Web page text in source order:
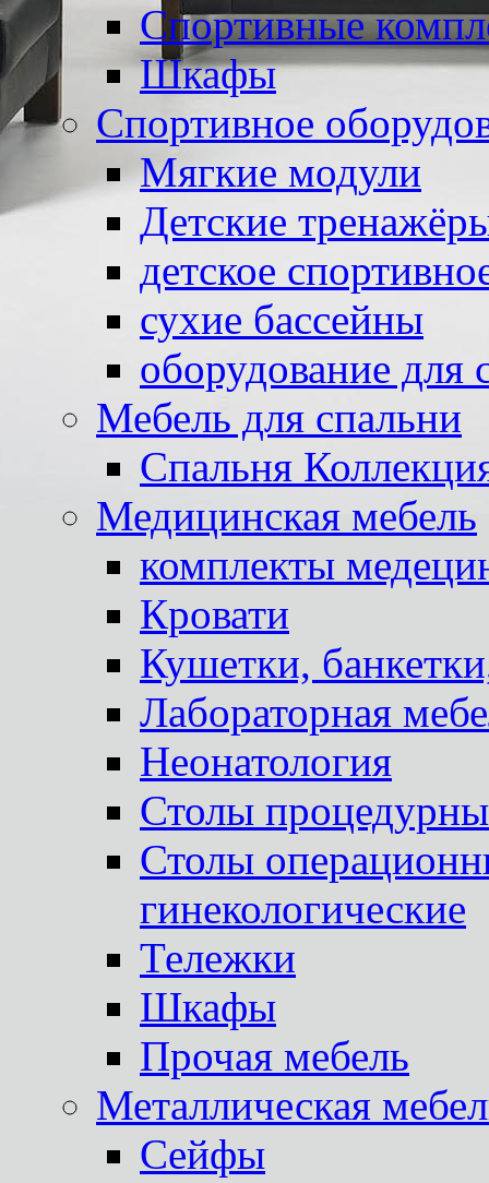
Спортивные
Шкафы
Спортивное
Мягкие модули
Детские
детское
сухие бассейны
оборудование для
Мебель для спальни
Спальня
Медицинская мебель
комплекты
Кровати
Кушетки,
Лабораторная
Неонатология
Столы
Столы
гинекологические
Тележки
Шкафы
Прочая мебель
Металлическая
Сейфы